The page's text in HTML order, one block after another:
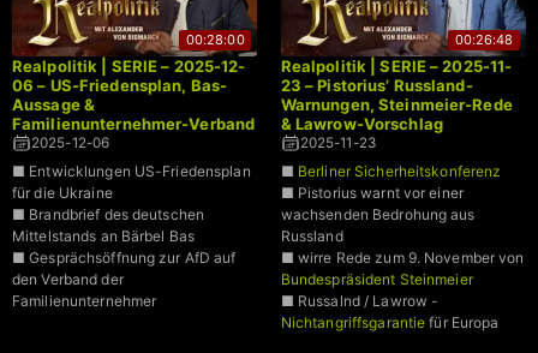
00:28:00
Realpolitik | SERIE – 2025-12-
06 – US-Friedensplan, Bas-
Aussage &
Familienunternehmer-Verband
2025-12-06
■ Entwicklungen US-Friedensplan
für die Ukraine
■ Brandbrief des deutschen
Mittelstands an Bärbel Bas
■ Gesprächsöffnung zur AfD auf
den Verband der
Familienunternehmer
00:26:48
Realpolitik | SERIE – 2025-11-
23 – Pistorius’ Russland-
Warnungen, Steinmeier-Rede
& Lawrow-Vorschlag
2025-11-23
■ Berliner Sicherheitskonferenz
■ Pistorius warnt vor einer
wachsenden Bedrohung aus
Russland
■ wirre Rede zum 9. November von
Bundespräsident Steinmeier
■ Russalnd / Lawrow -
Nichtangriffsgarantie für Europa